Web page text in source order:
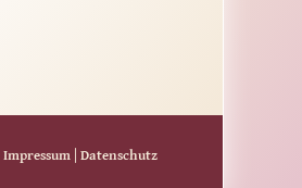
|Impressum |Datenschutz